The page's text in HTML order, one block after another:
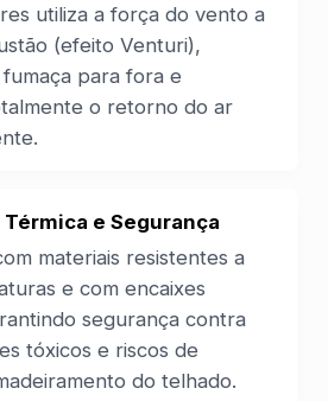
utiliza a força do vento a
(efeito Venturi),
para fora e
o retorno do ar
e Segurança
materiais resistentes a
e com encaixes
segurança contra
tóxicos e riscos de
do telhado.